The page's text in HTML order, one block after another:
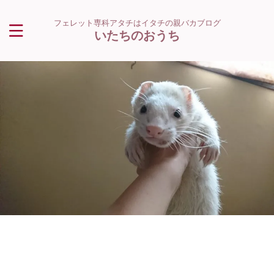
フェレット専科アタチはイタチの親バカブログ
いたちのおうち